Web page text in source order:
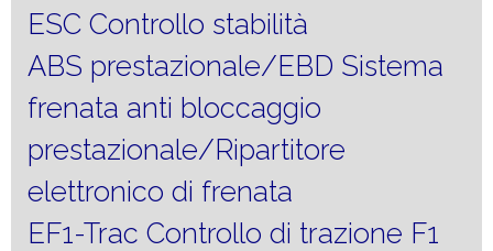
ESC Controllo stabilità
ABS prestazionale/EBD Sistema
frenata anti bloccaggio
prestazionale/Ripartitore
elettronico di frenata
EF1-Trac Controllo di trazione F1